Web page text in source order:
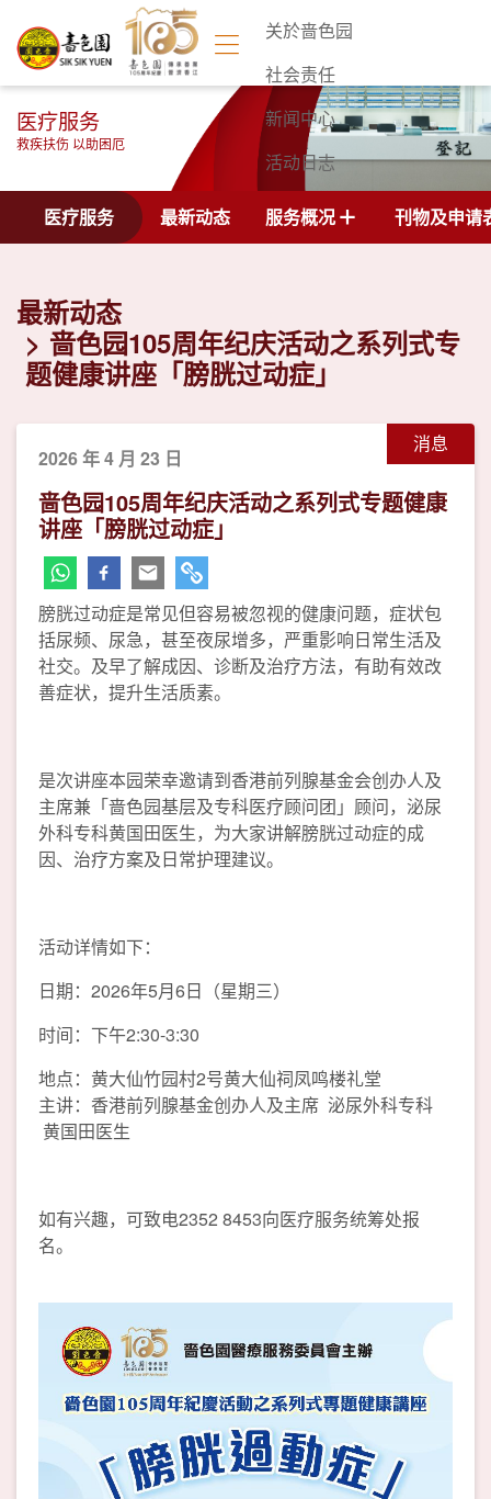
关於啬色园
社会责任
新闻中心
活动日志
联络我们
医疗服务
救疾扶伤 以助困厄
医疗服务 最新动态 服务概况 刊物及申请
最新动态
啬色园105周年纪庆活动之系列式专
题健康讲座「膀胱过动症」
消息
2026 年 4 月 23 日
啬色园105周年纪庆活动之系列式专题健康
讲座「膀胱过动症」
膀胱过动症是常见但容易被忽视的健康问题，症状包
括尿频、尿急，甚至夜尿增多，严重影响日常生活及
社交。及早了解成因、诊断及治疗方法，有助有效改
善症状，提升生活质素。
是次讲座本园荣幸邀请到香港前列腺基金会创办人及
主席兼「啬色园基层及专科医疗顾问团」顾问，泌尿
外科专科黄国田医生，为大家讲解膀胱过动症的成
因、治疗方案及日常护理建议。
活动详情如下：
日期：2026年5月6日（星期三）
时间：下午2:30-3:30
地点：黄大仙竹园村2号黄大仙祠凤鸣楼礼堂
主讲：香港前列腺基金创办人及主席 泌尿外科专科
黄国田医生
如有兴趣，可致电2352 8453向医疗服务统筹处报
名。